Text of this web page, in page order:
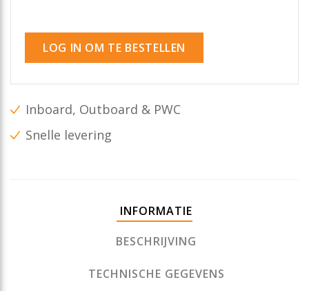
LOG IN OM TE BESTELLEN
Inboard, Outboard & PWC
Snelle levering
INFORMATIE
BESCHRIJVING
TECHNISCHE GEGEVENS